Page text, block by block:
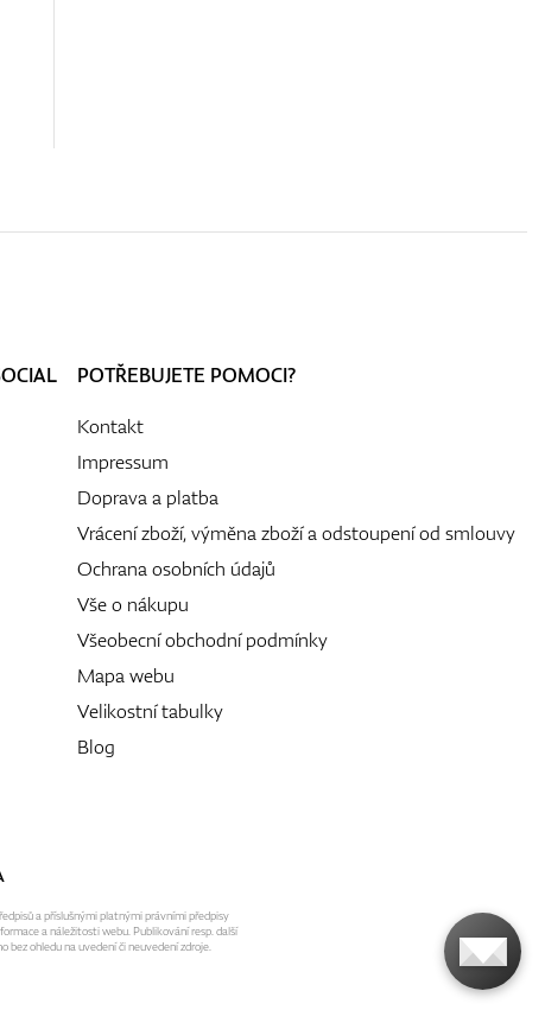
POTŘEBUJETE POMOCI?
Kontakt
Impressum
Doprava a platba
Vrácení zboží, výměna zboží a odstoupení od smlouvy
Ochrana osobních údajů
Vše o nákupu
Všeobecní obchodní podmínky
Mapa webu
Velikostní tabulky
Blog
a příslušnými platnými právními předpisy
a náležitosti webu. Publikování resp. další
bez ohledu na uvedení či neuvedení zdroje.